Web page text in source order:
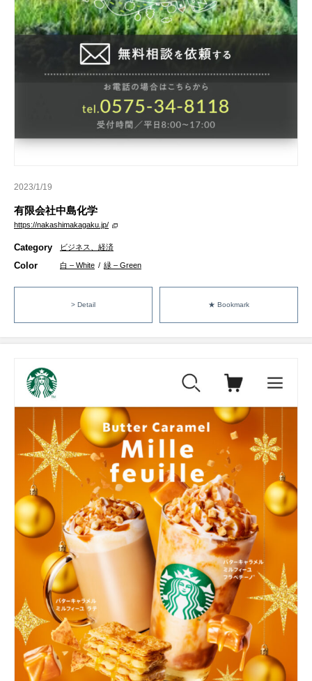
2023/1/19
有限会社中島化学
https://nakashimakagaku.jp/
Category ビジネス、経済
Color 白 – White / 緑 – Green
> Detail ★ Bookmark